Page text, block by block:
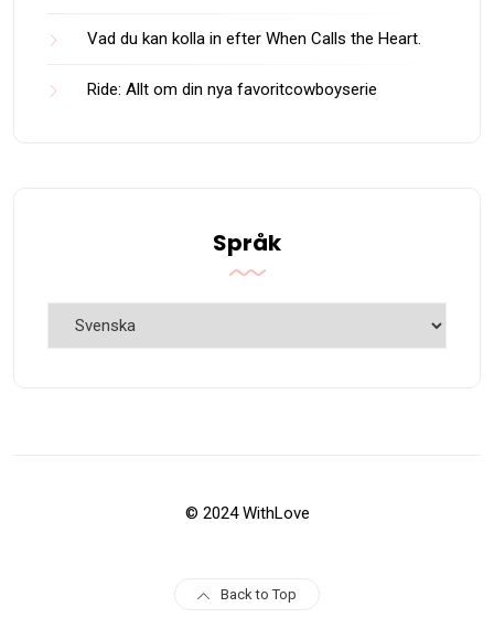
Vad du kan kolla in efter When Calls the Heart.
Ride: Allt om din nya favoritcowboyserie
Språk
Språk
© 2024 WithLove
Back to Top